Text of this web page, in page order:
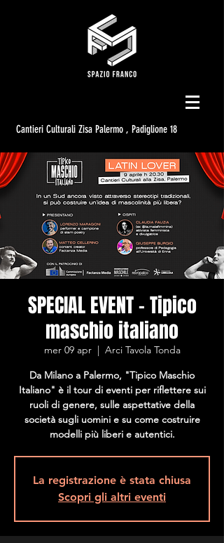
Cantieri Culturali Zisa Palermo , Padiglione 18
SPECIAL EVENT - Tipico
maschio italiano
mer 09 apr
  |
Arci Tavola Tonda
Da Milano a Palermo, "Tipico Maschio
Italiano" è il tour di eventi per riflettere sui
ruoli di genere, sulle aspettative della
società sugli uomini e su come costruire
modelli più liberi e autentici.
La registrazione è stata chiusa
Scopri gli altri eventi